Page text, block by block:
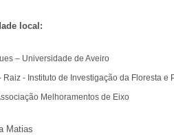
local:
– Universidade de Aveiro
- Instituto de Investigação da Floresta e
Melhoramentos de Eixo
Matias